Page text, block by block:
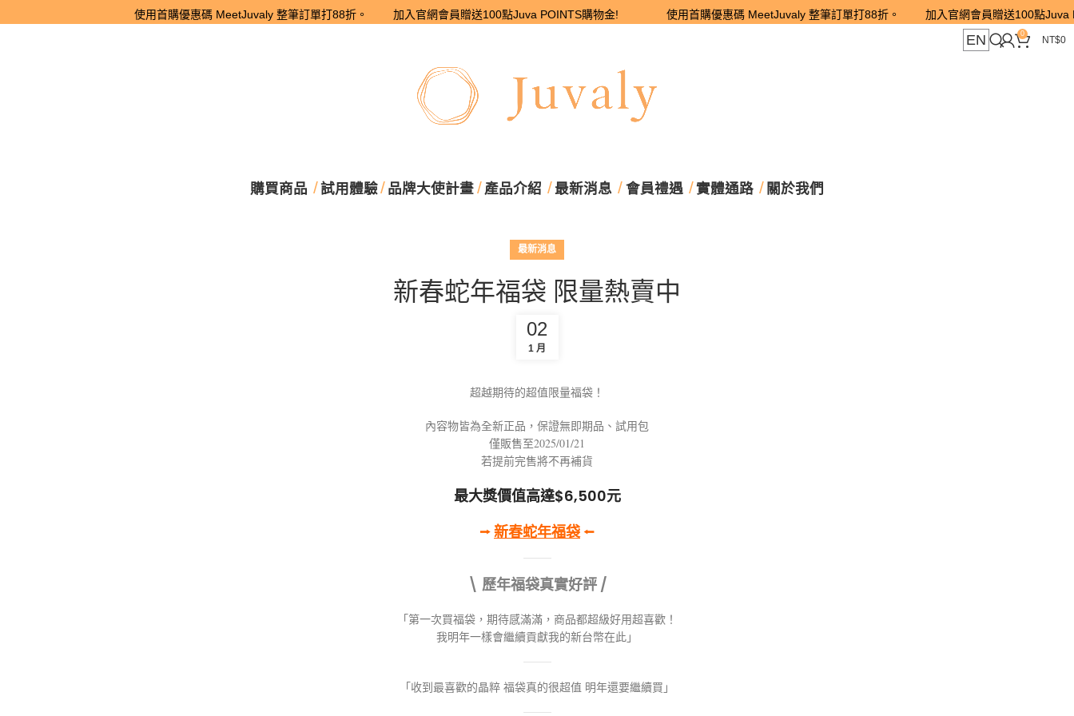
使用首購優惠碼 MeetJuvaly 整筆訂單打88折。 加入官網會員贈送100點Juva POINTS購物金! 使用首購優惠碼 MeetJuvaly 整筆訂單打88折。 加入官網會員贈送100點Juva
EN 0
NT$0
購買商品 試用體驗 品牌大使計畫 產品介紹 最新消息 會員禮遇 實體通路 關於我們
最新消息
新春蛇年福袋 限量熱賣中
02
1 月
超越期待的超值限量福袋！
內容物皆為全新正品，保證無即期品、試用包
僅販售至2025/01/21
若提前完售將不再補貨
最大獎價值高達$6,500元
⭢新春蛇年福袋⭠
\ 歷年福袋真實好評 /
「第一次買福袋，期待感滿滿，商品都超級好用超喜歡！
我明年一樣會繼續貢獻我的新台幣在此」
「收到最喜歡的晶粹 福袋真的很超值 明年還要繼續買」